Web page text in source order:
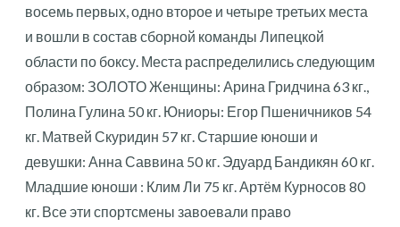
восемь первых, одно второе и четыре третьих места
и вошли в состав сборной команды Липецкой
области по боксу. Места распределились следующим
образом: ЗОЛОТО Женщины: Арина Гридчина 63 кг.,
Полина Гулина 50 кг. Юниоры: Егор Пшеничников 54
кг. Матвей Скуридин 57 кг. Старшие юноши и
девушки: Анна Саввина 50 кг. Эдуард Бандикян 60 кг.
Младшие юноши : Клим Ли 75 кг. Артём Курносов 80
кг. Все эти спортсмены завоевали право